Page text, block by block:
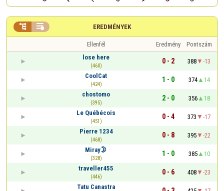
EREDMÉNYEK
 
Ellenfél Eredmény
Pontszám
lose here
(460)
0 - 2 388
-13
CoolCat
(424)
1 - 0 374
14
chostomo
(395)
2 - 0 356
18
Le Québécois
(451)
0 - 4 373
-17
Pierre 1234
(468)
0 - 8 395
-22
Miray🌛
(328)
1 - 0 385
10
traveller455
(446)
0 - 6 408
-23
Tatu Canastra